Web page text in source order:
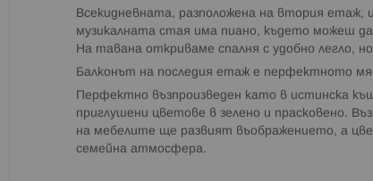
Всекидневната, разположена на втория етаж,
музикалната стая има пиано, където можеш
На тавана откриваме спалня с удобно легло,
Балконът на последия етаж е перфектното
Перфектно възпроизведен като в истинска
приглушени цветове в зелено и прасковено.
на мебелите ще развият въображението, а
семейна атмосфера.